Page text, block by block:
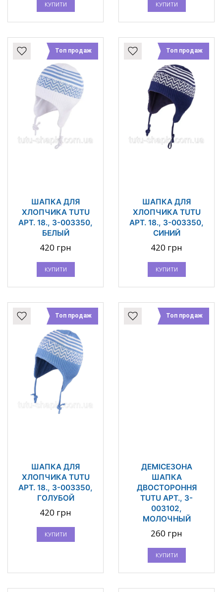
КУПИТИ КУПИТИ
Топ продаж
ШАПКА ДЛЯ
ХЛОПЧИКА TUTU
АРТ. 18., 3-003350,
БЕЛЫЙ
420 грн
КУПИТИ
Топ продаж
ШАПКА ДЛЯ
ХЛОПЧИКА TUTU
АРТ. 18., 3-003350,
СИНИЙ
420 грн
КУПИТИ
Топ продаж
ШАПКА ДЛЯ
ХЛОПЧИКА TUTU
АРТ. 18., 3-003350,
ГОЛУБОЙ
420 грн
КУПИТИ
Топ продаж
ДЕМІСЕЗОНА
ШАПКА
ДВОСТОРОННЯ
TUTU АРТ., 3-
003102,
МОЛОЧНЫЙ
260 грн
КУПИТИ